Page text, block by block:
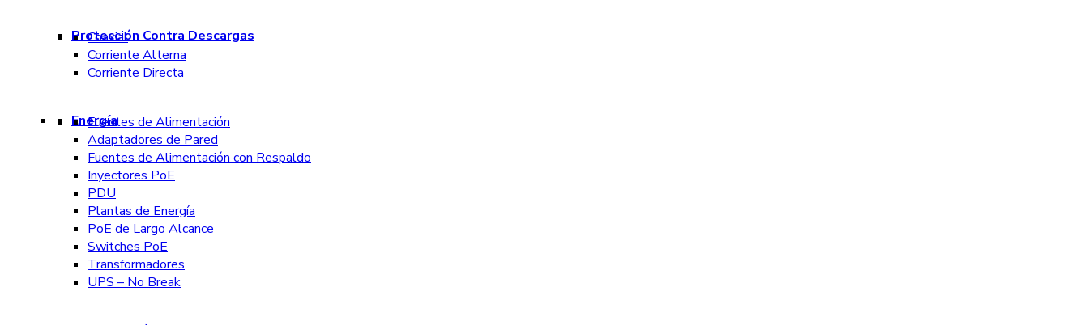
Protección Contra Descargas
Coaxial
Corriente Alterna
Corriente Directa
Energía
Fuentes de Alimentación
Adaptadores de Pared
Fuentes de Alimentación con Respaldo
Inyectores PoE
PDU
Plantas de Energía
PoE de Largo Alcance
Switches PoE
Transformadores
UPS – No Break